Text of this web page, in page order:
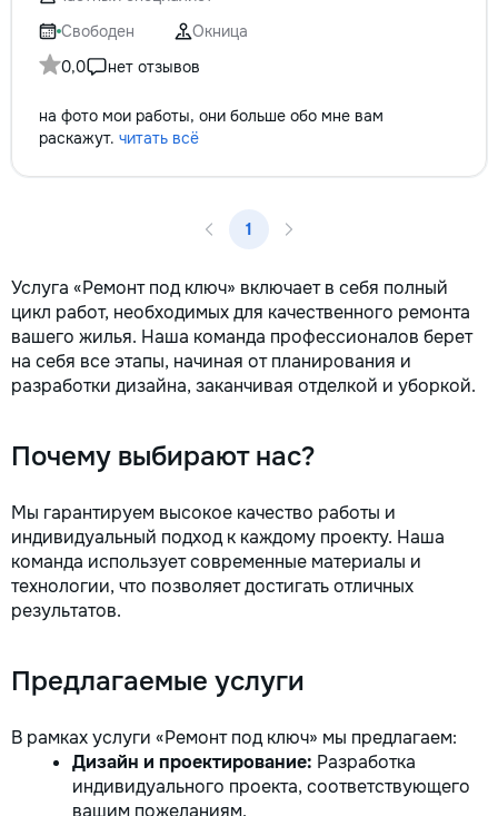
Свободен
Окница
0,0
нет отзывов
на фото мои работы, они больше обо мне вам
раскажут. читать всё
1
Услуга «Ремонт под ключ» включает в себя полный
цикл работ, необходимых для качественного ремонта
вашего жилья. Наша команда профессионалов берет
на себя все этапы, начиная от планирования и
разработки дизайна, заканчивая отделкой и уборкой.
Почему выбирают нас?
Мы гарантируем высокое качество работы и
индивидуальный подход к каждому проекту. Наша
команда использует современные материалы и
технологии, что позволяет достигать отличных
результатов.
Предлагаемые услуги
В рамках услуги «Ремонт под ключ» мы предлагаем:
Дизайн и проектирование: Разработка
индивидуального проекта, соответствующего
вашим пожеланиям.